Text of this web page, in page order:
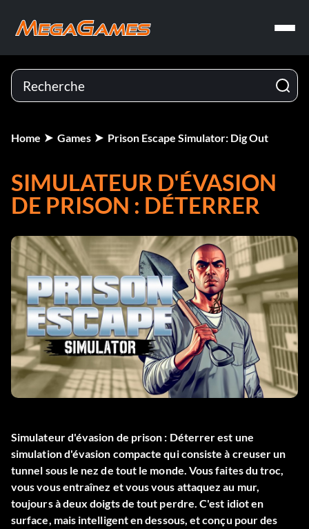
Home Games Prison Escape Simulator: Dig Out
SIMULATEUR D'ÉVASION
DE PRISON : DÉTERRER
Simulateur d'évasion de prison : Déterrerest une
simulation d'évasion compacte qui consiste à creuser un
tunnel sous le nez de tout le monde. Vous faites du troc,
vous vous entraînez et vous vous attaquez au mur,
toujours à deux doigts de tout perdre. C'est idiot en
surface, mais intelligent en dessous, et conçu pour des